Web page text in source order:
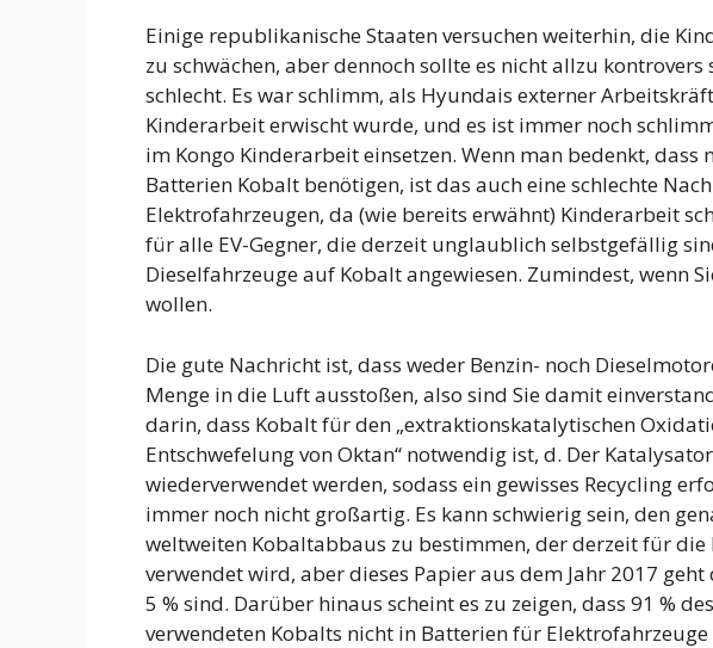
Einige republikanische Staaten versuchen weiterhin, die
zu schwächen, aber dennoch sollte es nicht allzu
schlecht. Es war schlimm, als Hyundais externer
Kinderarbeit erwischt wurde, und es ist immer noch
im Kongo Kinderarbeit einsetzen. Wenn man bedenkt,
Batterien Kobalt benötigen, ist das auch eine schlechte
Elektrofahrzeugen, da (wie bereits erwähnt) Kinderarbeit
für alle EV-Gegner, die derzeit unglaublich selbstgefällig
Dieselfahrzeuge auf Kobalt angewiesen. Zumindest, wenn
wollen.
Die gute Nachricht ist, dass weder Benzin- noch
Menge in die Luft ausstoßen, also sind Sie damit
darin, dass Kobalt für den „extraktionskatalytischen
Entschwefelung von Oktan“ notwendig ist, d. Der
wiederverwendet werden, sodass ein gewisses Recycling
immer noch nicht großartig. Es kann schwierig sein, den
weltweiten Kobaltabbaus zu bestimmen, der derzeit für
verwendet wird, aber dieses Papier aus dem Jahr 2017
5 % sind. Darüber hinaus scheint es zu zeigen, dass 91 %
verwendeten Kobalts nicht in Batterien für